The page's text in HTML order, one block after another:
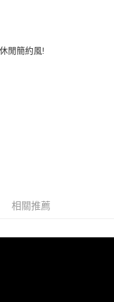
核未通過，訂單將自動取
於每月結算日後寄送繳費提
下簡稱本公司）所提供，讓
並由商店將買賣／分期付款
單繳交帳款。
大進項蒐集、處理及利用，
。
。
成結帳。
的連結，可透過四大超商／
交易完成。
若您需要取消訂單，請聯絡
為有效，需透過AFTEE先享
頁面顯示為準，若有關於
先享後付」服務完成之交
：
閒簡約風!
相關推薦